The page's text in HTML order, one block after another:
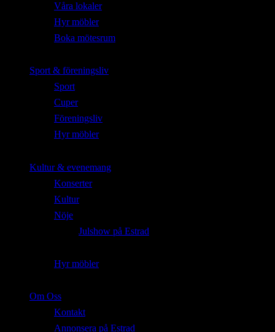
Våra lokaler
Hyr möbler
Boka mötesrum
Sport & föreningsliv
Sport
Cuper
Föreningsliv
Hyr möbler
Kultur & evenemang
Konserter
Kultur
Nöje
Julshow på Estrad
Hyr möbler
Om Oss
Kontakt
Annonsera på Estrad